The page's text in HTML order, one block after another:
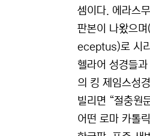
셈이다. 에라스
판본이 나왔으
eceptus)로 시
헬라어 성경들
의 킹 제임스성
빌리면 “절충
어떤 로마 카톨